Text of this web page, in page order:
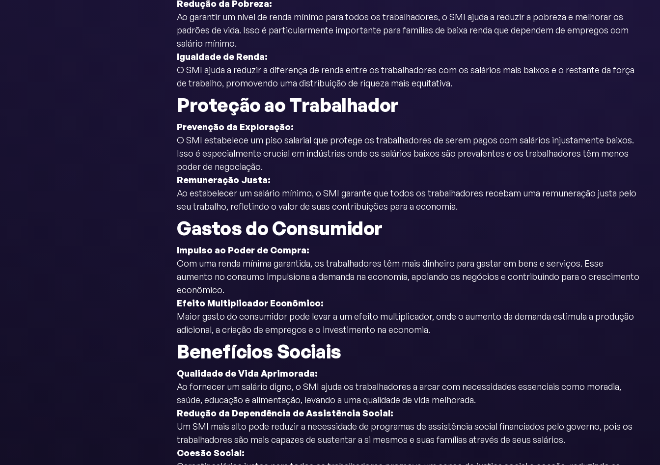
Redução da Pobreza:
Ao garantir um nível de renda mínimo para todos os trabalhadores, o SMI ajuda a reduzir a pobreza e melhorar os
padrões de vida. Isso é particularmente importante para famílias de baixa renda que dependem de empregos com
salário mínimo.
Igualdade de Renda:
O SMI ajuda a reduzir a diferença de renda entre os trabalhadores com os salários mais baixos e o restante da força
de trabalho, promovendo uma distribuição de riqueza mais equitativa.
Proteção ao Trabalhador
Prevenção da Exploração:
O SMI estabelece um piso salarial que protege os trabalhadores de serem pagos com salários injustamente baixos.
Isso é especialmente crucial em indústrias onde os salários baixos são prevalentes e os trabalhadores têm menos
poder de negociação.
Remuneração Justa:
Ao estabelecer um salário mínimo, o SMI garante que todos os trabalhadores recebam uma remuneração justa pelo
seu trabalho, refletindo o valor de suas contribuições para a economia.
Gastos do Consumidor
Impulso ao Poder de Compra:
Com uma renda mínima garantida, os trabalhadores têm mais dinheiro para gastar em bens e serviços. Esse
aumento no consumo impulsiona a demanda na economia, apoiando os negócios e contribuindo para o crescimento
econômico.
Efeito Multiplicador Econômico:
Maior gasto do consumidor pode levar a um efeito multiplicador, onde o aumento da demanda estimula a produção
adicional, a criação de empregos e o investimento na economia.
Benefícios Sociais
Qualidade de Vida Aprimorada:
Ao fornecer um salário digno, o SMI ajuda os trabalhadores a arcar com necessidades essenciais como moradia,
saúde, educação e alimentação, levando a uma qualidade de vida melhorada.
Redução da Dependência de Assistência Social:
Um SMI mais alto pode reduzir a necessidade de programas de assistência social financiados pelo governo, pois os
trabalhadores são mais capazes de sustentar a si mesmos e suas famílias através de seus salários.
Coesão Social: